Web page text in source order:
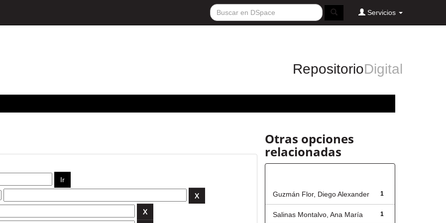
Servicios
RepositorioDigital
Otras opciones
relacionadas
1
Guzmán Flor, Diego Alexander
1
Salinas Montalvo, Ana María